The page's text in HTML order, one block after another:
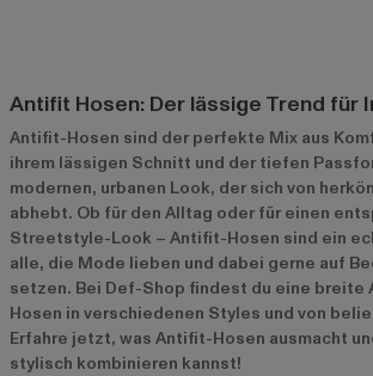
Antifit Hosen: Der lässige Trend für
Antifit-Hosen sind der perfekte Mix aus
ihrem lässigen Schnitt und der tiefen
modernen, urbanen Look, der sich von
abhebt. Ob für den Alltag oder für einen
Streetstyle-Look – Antifit-Hosen sind ein
alle, die Mode lieben und dabei gerne auf
setzen. Bei Def-Shop findest du eine breite
Hosen in verschiedenen Styles und von
Erfahre jetzt, was Antifit-Hosen ausmacht
stylisch kombinieren kannst!